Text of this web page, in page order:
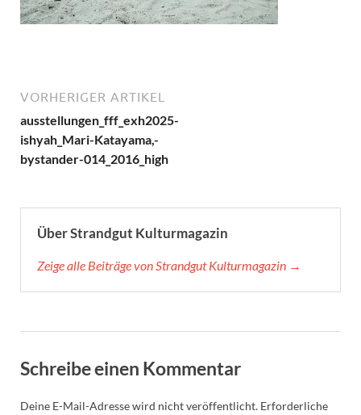
VORHERIGER ARTIKEL
ausstellungen_fff_exh2025-
ishyah_Mari-Katayama,-
bystander-014_2016_high
Über Strandgut Kulturmagazin
Zeige alle Beiträge von Strandgut Kulturmagazin →
Schreibe einen Kommentar
Deine E-Mail-Adresse wird nicht veröffentlicht. Erforderliche